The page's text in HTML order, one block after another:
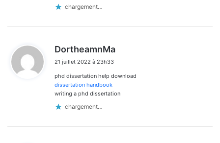
chargement…
DortheamnMa
21 juillet 2022 à 23h33
phd dissertation help download
dissertation handbook
writing a phd dissertation
chargement…